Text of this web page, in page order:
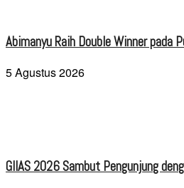
Abimanyu Raih Double Winner pada
5 Agustus 2026
GIIAS 2026 Sambut Pengunjung